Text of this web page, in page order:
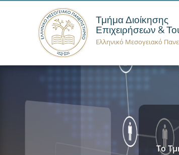
Τμήμα Διοίκησης
Επιχειρήσεων &
Ελληνικό Μεσογειακό